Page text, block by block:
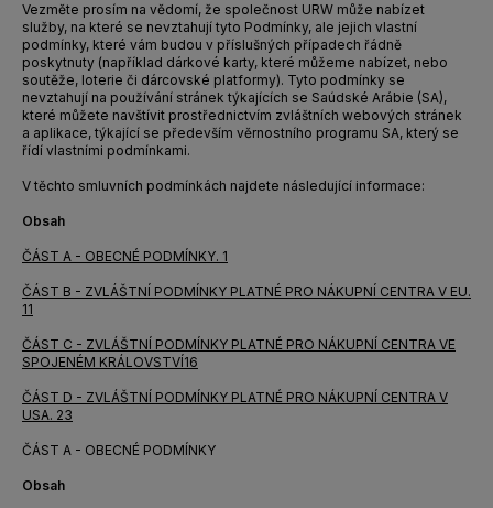
Vezměte prosím na vědomí, že společnost URW může nabízet
služby, na které se nevztahují tyto Podmínky, ale jejich vlastní
podmínky, které vám budou v příslušných případech řádně
poskytnuty (například dárkové karty, které můžeme nabízet, nebo
soutěže, loterie či dárcovské platformy). Tyto podmínky se
nevztahují na používání stránek týkajících se Saúdské Arábie (SA),
které můžete navštívit prostřednictvím zvláštních webových stránek
a aplikace, týkající se především věrnostního programu SA, který se
řídí vlastními podmínkami.
V těchto smluvních podmínkách najdete následující informace:
Obsah
ČÁST A - OBECNÉ PODMÍNKY. 1
ČÁST B - ZVLÁŠTNÍ PODMÍNKY PLATNÉ PRO NÁKUPNÍ CENTRA V EU.
11
ČÁST C - ZVLÁŠTNÍ PODMÍNKY PLATNÉ PRO NÁKUPNÍ CENTRA VE
SPOJENÉM KRÁLOVSTVÍ16
ČÁST D - ZVLÁŠTNÍ PODMÍNKY PLATNÉ PRO NÁKUPNÍ CENTRA V
USA. 23
ČÁST A - OBECNÉ PODMÍNKY
Obsah